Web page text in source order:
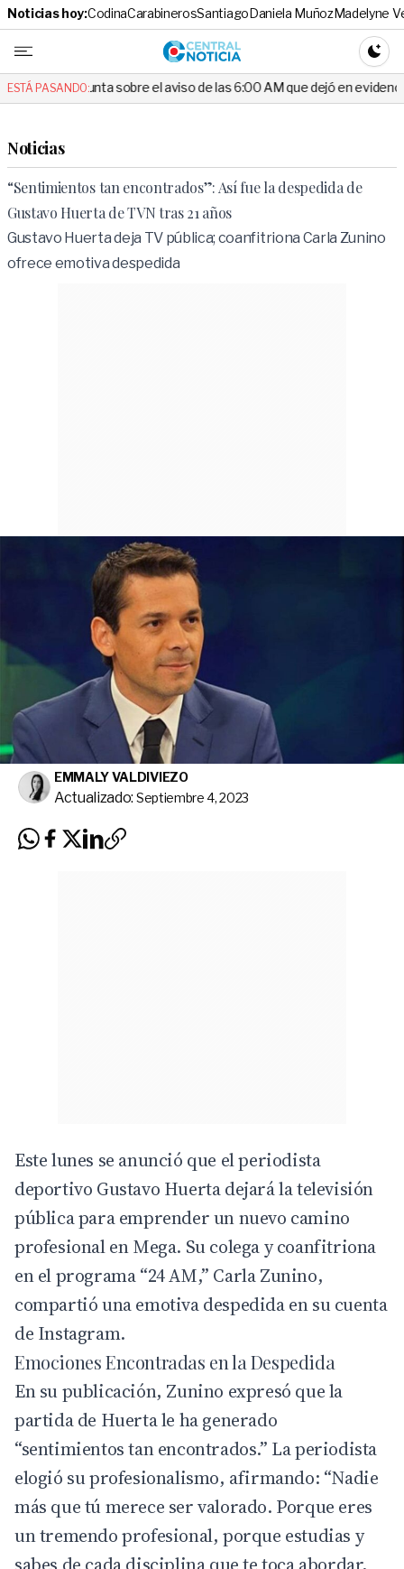
Noticias hoy:CodinaCarabinerosSantiagoDaniela MuñozMadelyne
Central
ESTÁ PASANDO:
sobre el aviso de las 6:00 AM que dejó en evidencia al Delegado
Noticias
“Sentimientos tan encontrados”: Así fue la despedida de
Gustavo Huerta de TVN tras 21 años
Gustavo Huerta deja TV pública; coanfitriona Carla Zunino
ofrece emotiva despedida
EMMALY VALDIVIEZO
Actualizado: Septiembre 4, 2023
Este lunes se anunció que el periodista
deportivo Gustavo Huerta dejará la televisión
pública para emprender un nuevo camino
profesional enMega. Su colega y coanfitriona
en el programa “24 AM,” Carla Zunino,
compartió una emotiva despedida en su cuenta
de Instagram.
Emociones Encontradas en la Despedida
En su publicación, Zunino expresó que la
partida de Huerta le ha generado
“sentimientos tan encontrados.” La periodista
elogió su profesionalismo, afirmando: “Nadie
más que tú merece ser valorado. Porque eres
un tremendo profesional, porque estudias y